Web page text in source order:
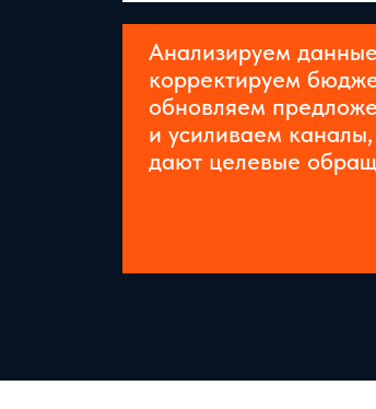
Анализируем
корректируем
обновляем
и усиливаем
дают целевые
ЧТО
ПОНЯТНОЙ СИСТЕМОЙ
страницы помогают